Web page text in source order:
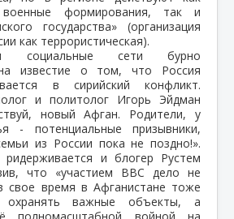
военные формирования, так и
государства» (организация
как террористическая).
социальные сети бурно
известие о том, что Россия
в сирийский конфликт.
и политолог Игорь Эйдман
новый Афган. Родители, у
- потенциальные призывники,
из России пока не поздно!».
и блогер Рустем
что «участием ВВС дело не
свое время в Афганистане тоже
охранять важные объекты, а
полномасштабной войной на